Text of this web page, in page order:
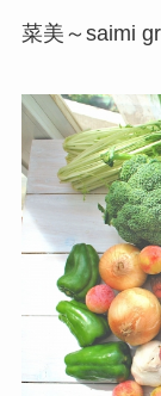
菜美～saimi